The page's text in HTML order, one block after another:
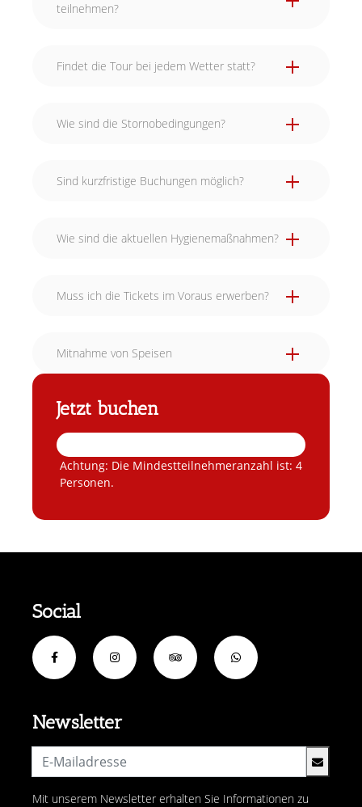
teilnehmen?
Findet die Tour bei jedem Wetter statt?
Wie sind die Stornobedingungen?
bis 15 Tage vor Veranstaltungsbeginn
14 bis 7 Tage vor Veranstaltungsbeginn: 50
und bei Nichterscheinen:100 % des
Vertragsgesamtpreises.
Sind kurzfristige Buchungen möglich?
Wie sind die aktuellen Hygienemaßnahmen?
Muss ich die Tickets im Voraus erwerben?
Mitnahme von Speisen
Jetzt buchen
Achtung: Die Mindestteilnehmeranzahl ist: 4
Personen.
Newsletter
Mit unserem Newsletter erhalten Sie Informationen zu
Social